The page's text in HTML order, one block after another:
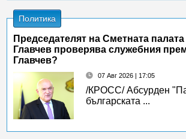
Политика
Председателят на Сметната
Главчев проверява служебния
Главчев?
07 Авг 2026 | 17:05
/КРОСС/ Абсурден
българската ...